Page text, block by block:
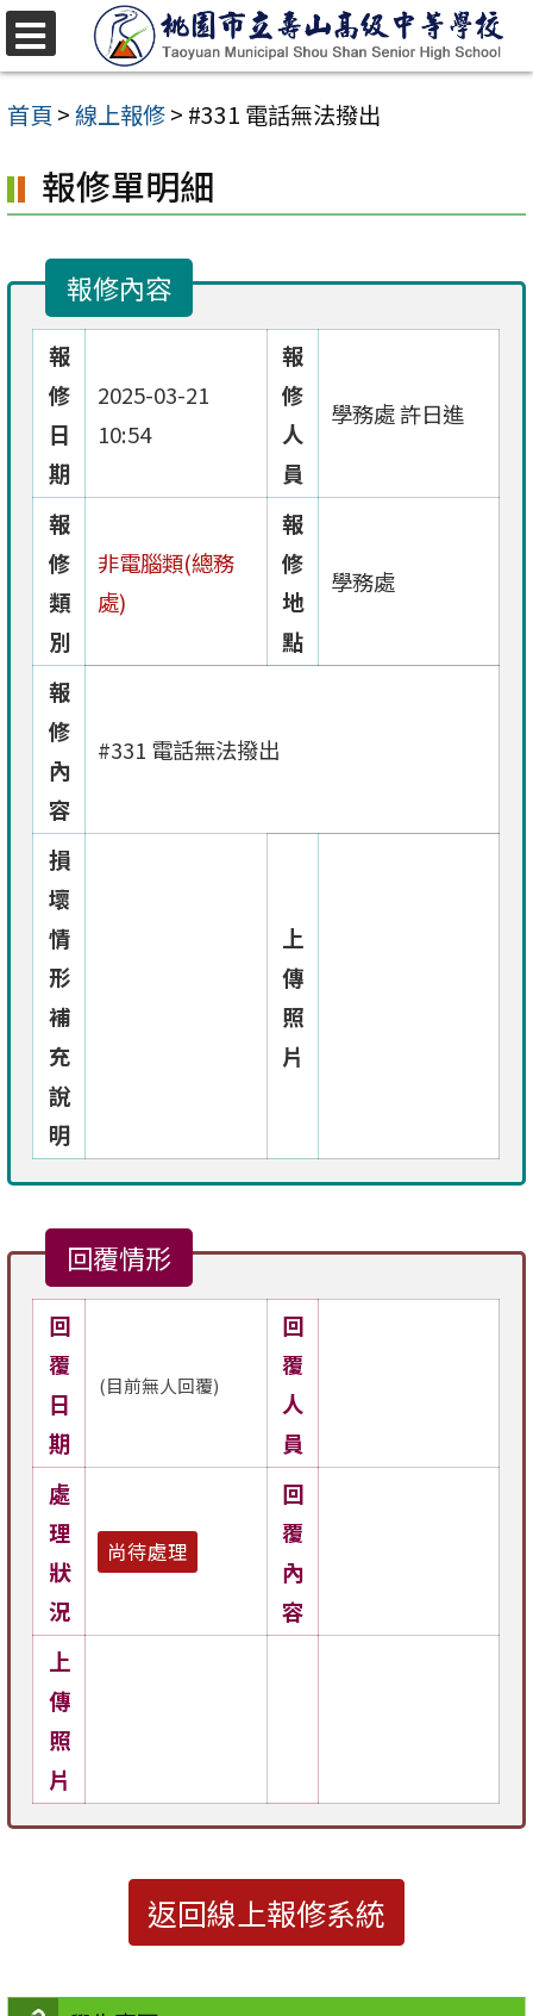
跳
至
主
內
容
首頁 >線上報修> #331 電話無法撥出
報修單明細
報修內容
報
修
日
期
2025-03-21
10:54
報
修
人
員
學務處 許日進
報
修
類
別
非電腦類(總務
處)
報
修
地
點
學務處
報
修
內
容
#331 電話無法撥出
損
壞
情
形
補
充
說
明
上
傳
照
片
回覆情形
回
覆
日
期
(目前無人回覆)
回
覆
人
員
處
理
狀
況
尚待處理
回
覆
內
容
上
傳
照
片
返回線上報修系統
選
單